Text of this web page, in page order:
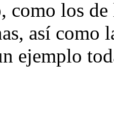
como los de
así como
ejemplo